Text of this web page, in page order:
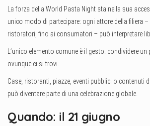
La forza della World Pasta Night sta nella sua
unico modo di partecipare: ogni attore della filiera
ristoratori, fino ai consumatori – può interpretare
L’unico elemento comune è il gesto: condividere un
ovunque ci si trovi.
Case, ristoranti, piazze, eventi pubblici o contenuti
può diventare parte di una celebrazione globale.
Quando: il 21 giugno